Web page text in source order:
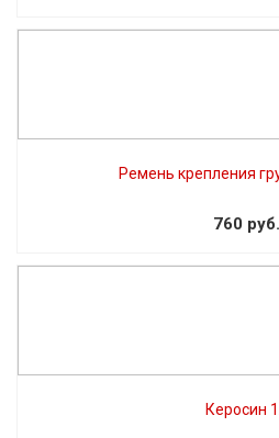
Ремень крепления
760 руб.
Керосин